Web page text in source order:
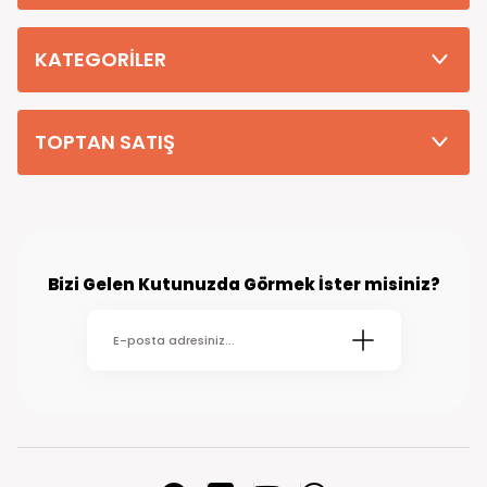
teslim edilmektedir. (kırsal köy kasaba gibi yerlere bu süre 7 güne
KATEGORİLER
TOPTAN SATIŞ
Bizi Gelen Kutunuzda Görmek İster misiniz?